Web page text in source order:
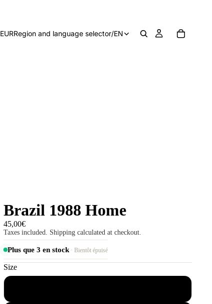
EURRegion and language selector/EN
Brazil 1988 Home
45,00€
Taxes included. Shipping calculated at checkout.
Plus que 3 en stock· Bientôt épuisé
Size